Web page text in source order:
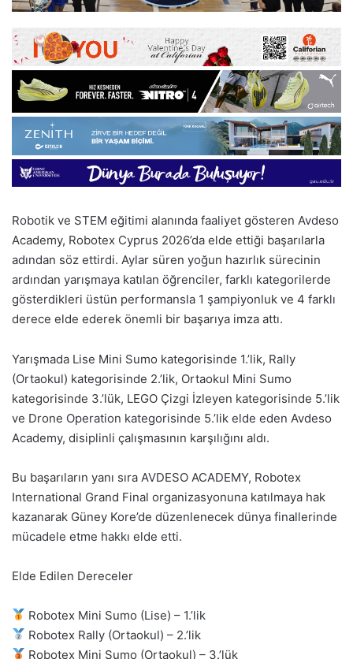
Robotik ve STEM eğitimi alanında faaliyet gösteren Avdeso
Academy, Robotex Cyprus 2026’da elde ettiği başarılarla
adından söz ettirdi. Aylar süren yoğun hazırlık sürecinin
ardından yarışmaya katılan öğrenciler, farklı kategorilerde
gösterdikleri üstün performansla 1 şampiyonluk ve 4 farklı
derece elde ederek önemli bir başarıya imza attı.
Yarışmada Lise Mini Sumo kategorisinde 1.’lik, Rally
(Ortaokul) kategorisinde 2.’lik, Ortaokul Mini Sumo
kategorisinde 3.’lük, LEGO Çizgi İzleyen kategorisinde 5.’lik
ve Drone Operation kategorisinde 5.’lik elde eden Avdeso
Academy, disiplinli çalışmasının karşılığını aldı.
Bu başarıların yanı sıra AVDESO ACADEMY, Robotex
International Grand Final organizasyonuna katılmaya hak
kazanarak Güney Kore’de düzenlenecek dünya finallerinde
mücadele etme hakkı elde etti.
Elde Edilen Dereceler
Robotex Mini Sumo (Lise) – 1.’lik
Robotex Rally (Ortaokul) – 2.’lik
Robotex Mini Sumo (Ortaokul) – 3.’lük